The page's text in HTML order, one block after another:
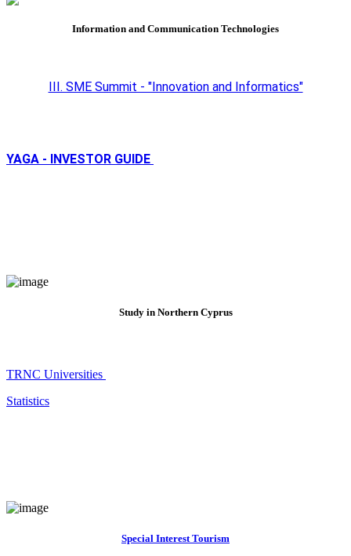
Information and Communication Technologies
III. SME Summit - "Innovation and Informatics"
YAGA - INVESTOR GUIDE
Study in Northern Cyprus
TRNC Universities
Statistics
Special Interest Tourism